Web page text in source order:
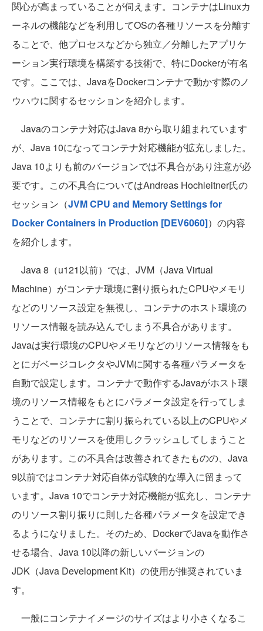
関心が高まっていることが伺えます。コンテナはLinuxカ
ーネルの機能などを利用してOSの各種リソースを分離す
ることで、他プロセスなどから独立／分離したアプリケ
ーション実行環境を構築する技術で、特にDockerが有名
です。ここでは、JavaをDockerコンテナで動かす際のノ
ウハウに関するセッションを紹介します。
Javaのコンテナ対応はJava 8から取り組まれています
が、Java 10になってコンテナ対応機能が拡充しました。
Java 10よりも前のバージョンでは不具合があり注意が必
要です。この不具合についてはAndreas Hochleitner氏の
セッション（JVM CPU and Memory Settings for
Docker Containers in Production [DEV6060]）の内容
を紹介します。
Java 8（u121以前）では、JVM（Java Virtual
Machine）がコンテナ環境に割り振られたCPUやメモリ
などのリソース設定を無視し、コンテナのホスト環境の
リソース情報を読み込んでしまう不具合があります。
Javaは実行環境のCPUやメモリなどのリソース情報をも
とにガベージコレクタやJVMに関する各種パラメータを
自動で設定します。コンテナで動作するJavaがホスト環
境のリソース情報をもとにパラメータ設定を行ってしま
うことで、コンテナに割り振られている以上のCPUやメ
モリなどのリソースを使用しクラッシュしてしまうこと
があります。この不具合は改善されてきたものの、Java
9以前ではコンテナ対応自体が試験的な導入に留まって
います。Java 10でコンテナ対応機能が拡充し、コンテナ
のリソース割り振りに則した各種パラメータを設定でき
るようになりました。そのため、DockerでJavaを動作さ
せる場合、Java 10以降の新しいバージョンの
JDK（Java Development Kit）の使用が推奨されていま
す。
一般にコンテナイメージのサイズはより小さくなるこ